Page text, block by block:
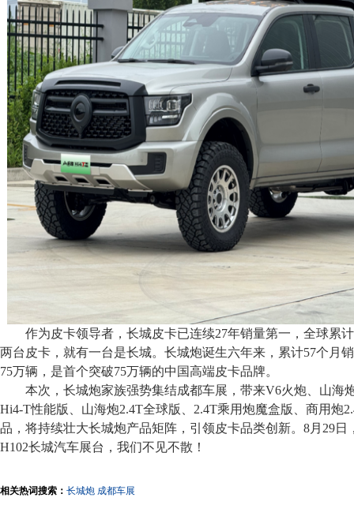
作为皮卡领导者，长城皮卡已连续27年销量第一，全球累
两台皮卡，就有一台是长城。长城炮诞生六年来，累计57个月
75万辆，是首个突破75万辆的中国高端皮卡品牌。
本次，长城炮家族强势集结成都车展，带来V6火炮、山海
Hi4-T性能版、山海炮2.4T全球版、2.4T乘用炮魔盒版、商用炮
品，将持续壮大长城炮产品矩阵，引领皮卡品类创新。8月29日
H102长城汽车展台，我们不见不散！
相关热词搜索： 长城炮 成都车展